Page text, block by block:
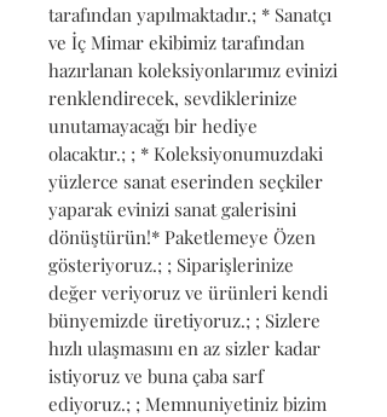
tarafından yapılmaktadır.; * Sanatçı
ve İç Mimar ekibimiz tarafından
hazırlanan koleksiyonlarımız evinizi
renklendirecek, sevdiklerinize
unutamayacağı bir hediye
olacaktır.; ; * Koleksiyonumuzdaki
yüzlerce sanat eserinden seçkiler
yaparak evinizi sanat galerisini
dönüştürün!* Paketlemeye Özen
gösteriyoruz.; ; Siparişlerinize
değer veriyoruz ve ürünleri kendi
bünyemizde üretiyoruz.; ; Sizlere
hızlı ulaşmasını en az sizler kadar
istiyoruz ve buna çaba sarf
ediyoruz.; ; Memnuniyetiniz bizim